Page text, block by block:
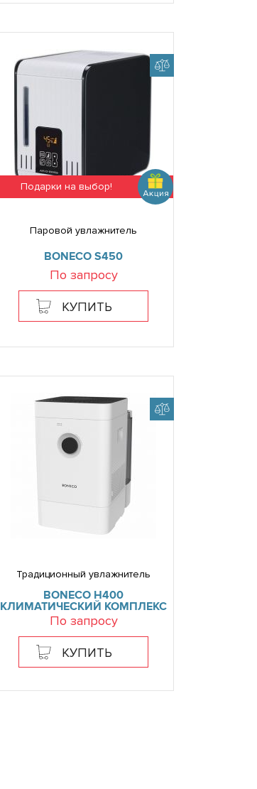
Подарки на выбор!
Паровой увлажнитель
BONECO S450
По запросу
КУПИТЬ
Традиционный увлажнитель
BONECO H400
КЛИМАТИЧЕСКИЙ КОМПЛЕКС
По запросу
КУПИТЬ